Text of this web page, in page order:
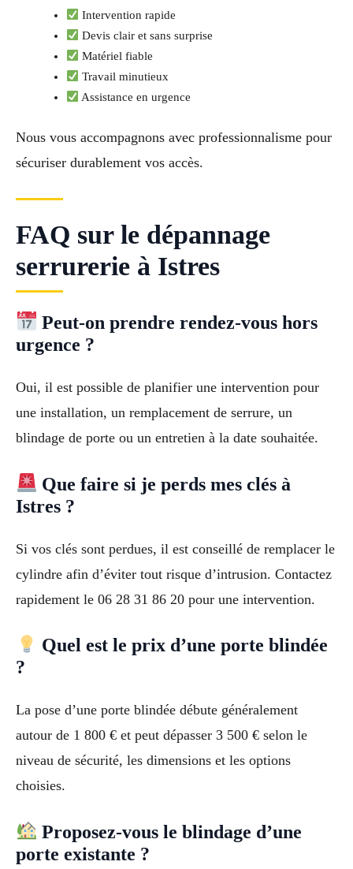
Intervention rapide
Devis clair et sans surprise
Matériel fiable
Travail minutieux
Assistance en urgence
Nous vous accompagnons avec professionnalisme pour
sécuriser durablement vos accès.
FAQ sur le dépannage
serrurerie à Istres
Peut-on prendre rendez-vous hors
urgence ?
Oui, il est possible de planifier une intervention pour
une installation, un remplacement de serrure, un
blindage de porte ou un entretien à la date souhaitée.
Que faire si je perds mes clés à
Istres ?
Si vos clés sont perdues, il est conseillé de remplacer le
cylindre afin d’éviter tout risque d’intrusion. Contactez
rapidement le 06 28 31 86 20 pour une intervention.
Quel est le prix d’une porte blindée
?
La pose d’une porte blindée débute généralement
autour de 1 800 € et peut dépasser 3 500 € selon le
niveau de sécurité, les dimensions et les options
choisies.
Proposez-vous le blindage d’une
porte existante ?